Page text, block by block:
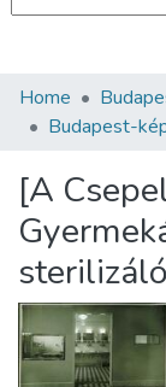
Communities
Statistics
About us
Home
Budapest-
[A